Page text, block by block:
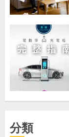
分類